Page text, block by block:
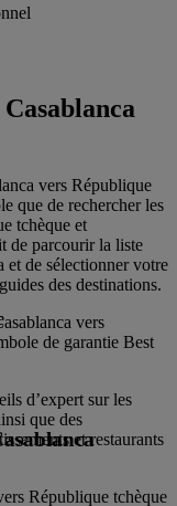
vers République
que de rechercher les
tchèque et
de parcourir la liste
et de sélectionner votre
des destinations.
vers
de garantie Best
d’expert sur les
que des
et restaurants
République tchèque